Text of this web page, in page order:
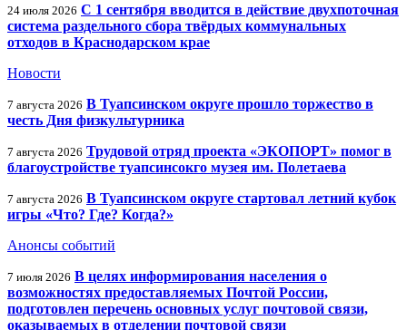
24 июля 2026 С 1 сентября вводится в действие двухпоточная
система раздельного сбора твёрдых коммунальных
отходов в Краснодарском крае
Новости
7 августа 2026 В Туапсинском округе прошло торжество в
честь Дня физкультурника
7 августа 2026 Трудовой отряд проекта «ЭКОПОРТ» помог в
благоустройстве туапсинсокго музея им. Полетаева
7 августа 2026 В Туапсинском округе стартовал летний кубок
игры «Что? Где? Когда?»
Анонсы событий
7 июля 2026 В целях информирования населения о
возможностях предоставляемых Почтой России,
подготовлен перечень основных услуг почтовой связи,
оказываемых в отделении почтовой связи